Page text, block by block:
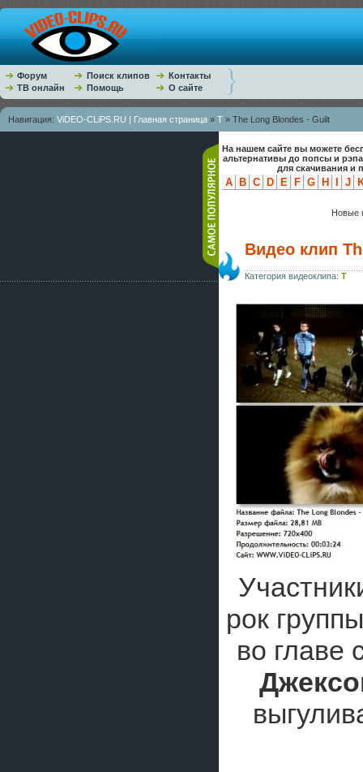
Форум Поиск клипов
Контакты
ТВ онлайн
Помощь О сайте
Навигация: ViDEO-CLiPS.RU | Главная страница » T » The Long Blondes - Guilt
На нашем сайте вы можете
альтернативы до попсы и
для скачивания и
A B C D E F G H J
Новые
Видео клип
Категория видеоклипа: T
рок
во главе